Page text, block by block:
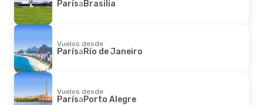
ParísaBrasilia
Vuelos desde
ParísaRío de Janeiro
Vuelos desde
ParísaPorto Alegre